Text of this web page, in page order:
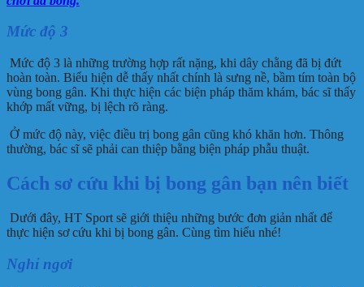
Mức độ 3
Mức độ 3 là những trường hợp rất nặng, khi dây chằng đã bị đứt
hoàn toàn. Biểu hiện dễ thấy nhất chính là sưng nề, bầm tím toàn bộ
vùng bong gân. Khi thực hiện các biện pháp thăm khám, bác sĩ thấy
khớp mất vững, bị lệch rõ ràng.
Ở mức độ này, việc điều trị bong gân cũng khó khăn hơn. Thông
thường, bác sĩ sẽ phải can thiệp bằng biện pháp phẫu thuật.
Cách sơ cứu khi bị bong gân bạn nên biết
Dưới đây, HT Sport sẽ giới thiệu những bước đơn giản nhất để
thực hiện sơ cứu khi bị bong gân. Cùng tìm hiểu nhé!
Nghỉ ngơi